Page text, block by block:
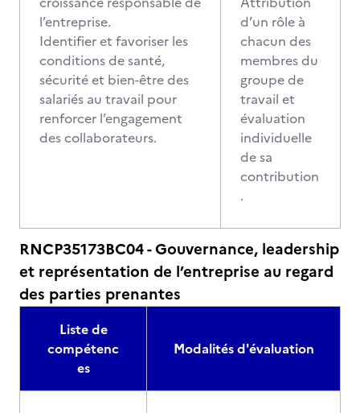
l’entreprise.
Identifier et favoriser les
conditions de santé,
sécurité et bien-être des
salariés au travail pour
renforcer l’engagement
des collaborateurs.
d’un rôle à
chacun des
membres du
groupe de
travail et
évaluation
individuelle
de sa
contribution
.
RNCP35173BC04 - Gouvernance, leadership
et représentation de l’entreprise au regard
des parties prenantes
Liste de
compétenc
es
Modalités d'évaluation